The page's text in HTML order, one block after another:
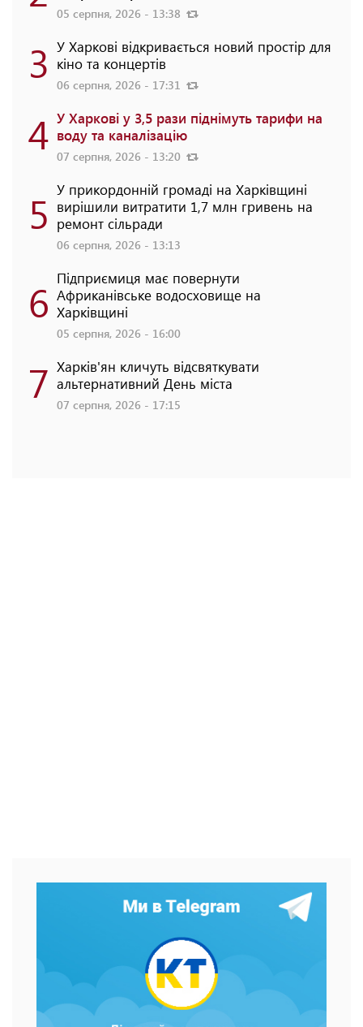
05 серпня, 2026 - 13:38
3 У Харкові відкривається новий простір для
кіно та концертів
06 серпня, 2026 - 17:31
4 У Харкові у 3,5 рази піднімуть тарифи на
воду та каналізацію
07 серпня, 2026 - 13:20
5 У прикордонній громаді на Харківщині
вирішили витратити 1,7 млн гривень на
ремонт сільради
06 серпня, 2026 - 13:13
6 Підприємиця має повернути
Африканівське водосховище на
Харківщині
05 серпня, 2026 - 16:00
7 Харків'ян кличуть відсвяткувати
альтернативний День міста
07 серпня, 2026 - 17:15